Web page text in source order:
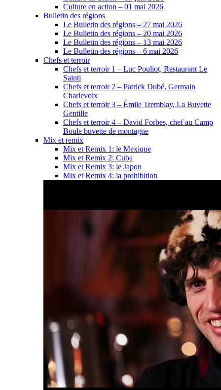
Culture en action – 01 mai 2026
Bulletin des régions
Le Bulletin des régions – 27 mai 2026
Le Bulletin des régions – 20 mai 2026
Le Bulletin des régions – 13 mai 2026
Le Bulletin des régions – 6 mai 2026
Chefs et terroir
Chefs et terroir 1 – Luc Pouliot, Restaurant Le
Sainti
Chefs et terroir 2 – Patrick Dubé, Germain
Charlevoix
Chefs et terroir 3 – Émile Tremblay, La Buvette
Gentille
Chefs et terroir 4 – David Forbes, chef au Camp
Boule buvette de montagne
Mix et remix
Mix et Remix 1: le Mexique
Mix et Remix 2: Cuba
Mix et Remix 3: le Japon
Mix et Remix 4: la prohibition